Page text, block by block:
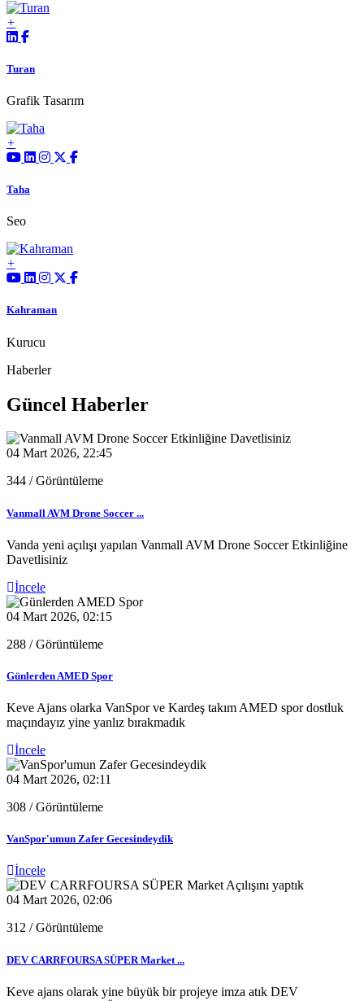
Turan
Grafik Tasarım
Taha
Seo
Kahraman
Kurucu
Haberler
Güncel Haberler
04 Mart 2026, 22:45
344 / Görüntüleme
Vanmall AVM Drone Soccer ...
Vanda yeni açılışı yapılan Vanmall AVM Drone Soccer Etkinliğine
Davetlisiniz
İncele
04 Mart 2026, 02:15
288 / Görüntüleme
Günlerden AMED Spor
Keve Ajans olarka VanSpor ve Kardeş takım AMED spor dostluk
maçındayız yine yanlız bırakmadık
İncele
04 Mart 2026, 02:11
308 / Görüntüleme
VanSpor'umun Zafer Gecesindeydik
İncele
04 Mart 2026, 02:06
312 / Görüntüleme
DEV CARRFOURSA SÜPER Market ...
Keve ajans olarak yine büyük bir projeye imza atık DEV